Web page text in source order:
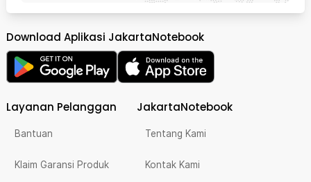
Download Aplikasi JakartaNotebook
Layanan Pelanggan
Bantuan
Klaim Garansi Produk
JakartaNotebook
Tentang Kami
Kontak Kami